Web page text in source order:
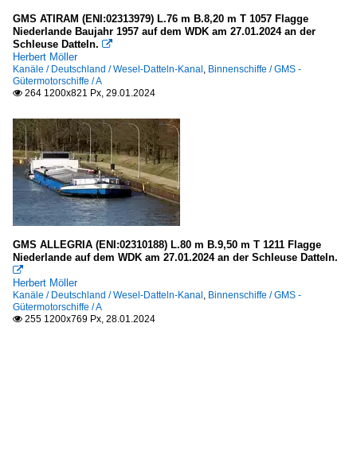
GMS ATIRAM (ENI:02313979) L.76 m B.8,20 m T 1057 Flagge
Niederlande Baujahr 1957 auf dem WDK am 27.01.2024 an der
Schleuse Datteln. 
Herbert Möller
Kanäle / Deutschland / Wesel-Datteln-Kanal Binnenschiffe / GMS -
Gütermotorschiffe / A
 264 1200x821 Px, 29.01.2024
GMS ALLEGRIA (ENI:02310188) L.80 m B.9,50 m T 1211 Flagge
Niederlande auf dem WDK am 27.01.2024 an der Schleuse Datteln.

Herbert Möller
Kanäle / Deutschland / Wesel-Datteln-Kanal Binnenschiffe / GMS -
Gütermotorschiffe / A
 255 1200x769 Px, 28.01.2024